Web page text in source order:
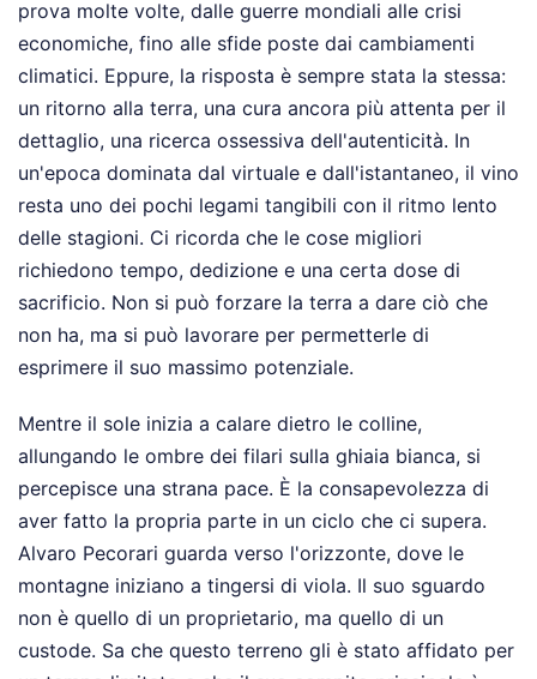
prova molte volte, dalle guerre mondiali alle crisi
economiche, fino alle sfide poste dai cambiamenti
climatici. Eppure, la risposta è sempre stata la stessa:
un ritorno alla terra, una cura ancora più attenta per il
dettaglio, una ricerca ossessiva dell'autenticità. In
un'epoca dominata dal virtuale e dall'istantaneo, il vino
resta uno dei pochi legami tangibili con il ritmo lento
delle stagioni. Ci ricorda che le cose migliori
richiedono tempo, dedizione e una certa dose di
sacrificio. Non si può forzare la terra a dare ciò che
non ha, ma si può lavorare per permetterle di
esprimere il suo massimo potenziale.
Mentre il sole inizia a calare dietro le colline,
allungando le ombre dei filari sulla ghiaia bianca, si
percepisce una strana pace. È la consapevolezza di
aver fatto la propria parte in un ciclo che ci supera.
Alvaro Pecorari guarda verso l'orizzonte, dove le
montagne iniziano a tingersi di viola. Il suo sguardo
non è quello di un proprietario, ma quello di un
custode. Sa che questo terreno gli è stato affidato per